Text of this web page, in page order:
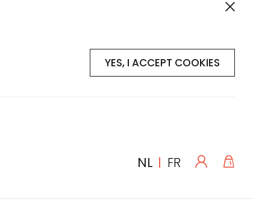
YES, I ACCEPT COOKIES
Log
TAAL
NL FR